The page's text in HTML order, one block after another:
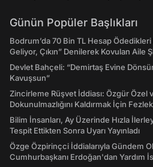
Günün Popüler Başlıkları
Bodrum’da 70 Bin TL Hesap
Geliyor, Çıkın” Denilerek Kovulan Aile
Devlet Bahçeli: “Demirtaş Evine
Kavuşsun”
Zincirleme Rüşvet İddiası: Özgür Özel
Dokunulmazlığını Kaldırmak İçin
Bilim İnsanları, Ay Üzerinde Hızla
Tespit Ettikten Sonra Uyarı Yayınladı
Özge Özpirinçci İddialarıyla Gündem
Cumhurbaşkanı Erdoğan'dan Yardım